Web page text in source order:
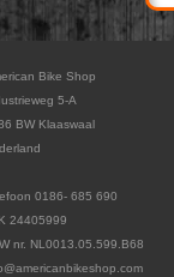
Bike Shop
5-A
BW Klaaswaal
0186- 685 690
24405999
nr. NL0013.05.599.B68